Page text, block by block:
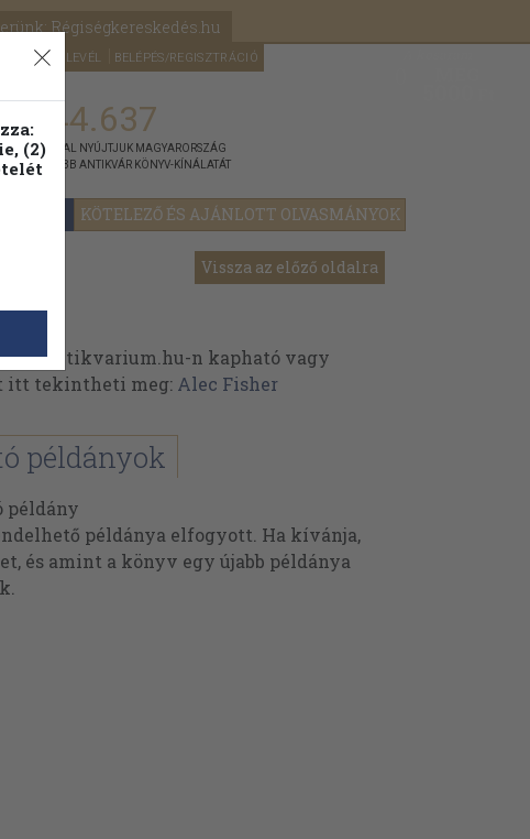
Régiségkereskedés.hu
HÍRLEVÉL BELÉPÉS/REGISZTRÁCIÓ
KÖTELEZŐ ÉS AJÁNLOTT OLVASMÁNYOK
1.144.637
KIADVÁNNYAL NYÚJTJUK MAGYARORSZÁG
LEGNAGYOBB ANTIKVÁR KÖNYV-KÍNÁLATÁT
Vissza az előző oldalra
az Antikvarium.hu-n kapható vagy
itt tekintheti meg: Alec Fisher
példányok
példány
példánya elfogyott. Ha kívánja,
és amint a könyv egy újabb példánya
(2)